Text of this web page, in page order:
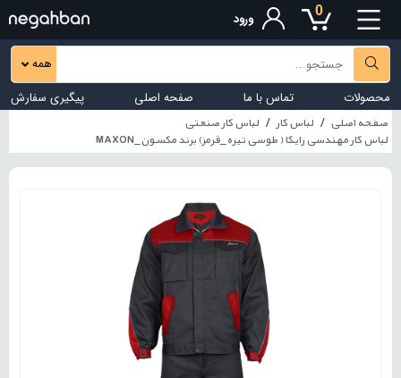
0 ورود
همه
محصولات
تماس با ما صفحه اصلی پیگیری سفارش
صفحه اصلی لباس کار
لباس کار صنعتی
لباس کار مهندسی رایکا ( طوسی تیره_قرمز) برند مکسون_MAXON